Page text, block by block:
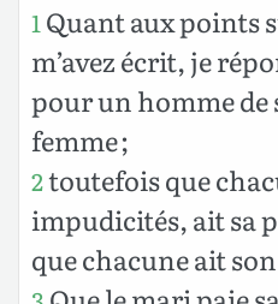
1Quant aux points
m’avez écrit, je
pour un homme de
femme ;
2toutefois que
impudicités, ait sa
que chacune ait